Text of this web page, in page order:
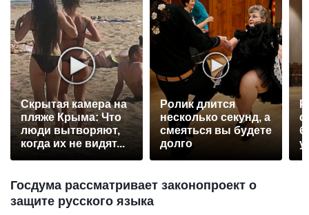
Скрытая камера на
пляже Крыма: Что
люди вытворяют,
когда их не видят...
Ролик длится
несколько секунд, а
смеяться вы будете
долго
Госдума рассматривает законопроект о
защите русского языка